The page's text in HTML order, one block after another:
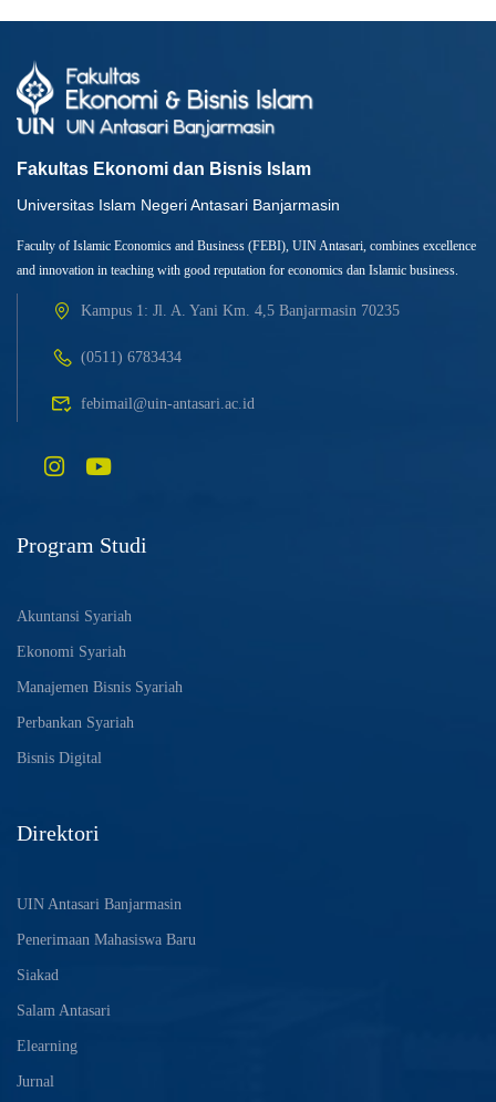
Fakultas Ekonomi dan Bisnis Islam
Universitas Islam Negeri Antasari Banjarmasin
Faculty of Islamic Economics and Business (FEBI), UIN Antasari, combines excellence
and innovation in teaching with good reputation for economics dan Islamic business.
Kampus 1: Jl. A. Yani Km. 4,5 Banjarmasin 70235
(0511) 6783434
febimail@uin-antasari.ac.id
Program Studi
Akuntansi Syariah
Ekonomi Syariah
Manajemen Bisnis Syariah
Perbankan Syariah
Bisnis Digital
Direktori
UIN Antasari Banjarmasin
Penerimaan Mahasiswa Baru
Siakad
Salam Antasari
Elearning
Jurnal